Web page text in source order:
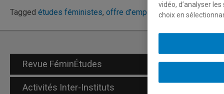
Tagged études féministes, offre d'emploi traduction
Revue FéminÉtudes
Activités Inter-Instituts
vidéo, d’analyser
choix en